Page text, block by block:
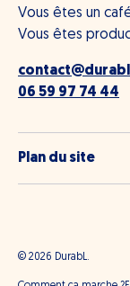
Vous êtes un
Vous êtes
06 59 97 74 44
Plan du site
© 2026 DurabL.